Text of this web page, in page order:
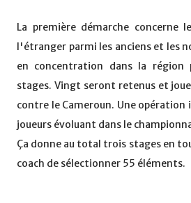
La première démarche concerne
l'étranger parmi les anciens et les
en concentration dans la région
stages. Vingt seront retenus et
contre le Cameroun. Une
joueurs évoluant dans le
Ça donne au total trois stages en
coach de sélectionner 55 éléments.